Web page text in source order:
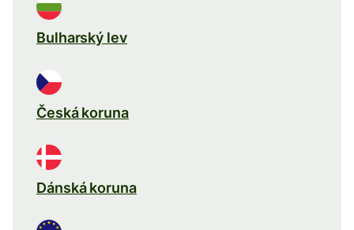
Bulharský lev
Česká koruna
Dánská koruna